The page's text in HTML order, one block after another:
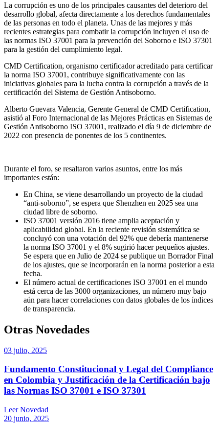
La corrupción es uno de los principales causantes del deterioro del
desarrollo global, afecta directamente a los derechos fundamentales
de las personas en todo el planeta. Unas de las mejores y más
recientes estrategias para combatir la corrupción incluyen el uso de
las normas ISO 37001 para la prevención del Soborno e ISO 37301
para la gestión del cumplimiento legal.
CMD Certification, organismo certificador acreditado para certificar
la norma ISO 37001, contribuye significativamente con las
iniciativas globales para la lucha contra la corrupción a través de la
certificación del Sistema de Gestión Antisoborno.
Alberto Guevara Valencia, Gerente General de CMD Certification,
asistió al Foro Internacional de las Mejores Prácticas en Sistemas de
Gestión Antisoborno ISO 37001, realizado el día 9 de diciembre de
2022 con presencia de ponentes de los 5 continentes.
Durante el foro, se resaltaron varios asuntos, entre los más
importantes están:
En China, se viene desarrollando un proyecto de la ciudad
“anti-soborno”, se espera que Shenzhen en 2025 sea una
ciudad libre de soborno.
ISO 37001 versión 2016 tiene amplia aceptación y
aplicabilidad global. En la reciente revisión sistemática se
concluyó con una votación del 92% que debería mantenerse
la norma ISO 37001 y el 8% sugirió hacer pequeños ajustes.
Se espera que en Julio de 2024 se publique un Borrador Final
de los ajustes, que se incorporarán en la norma posterior a esta
fecha.
El número actual de certificaciones ISO 37001 en el mundo
está cerca de las 3000 organizaciones, un número muy bajo
aún para hacer correlaciones con datos globales de los índices
de transparencia.
Otras Novedades
03 julio, 2025
Fundamento Constitucional y Legal del Compliance
en Colombia y Justificación de la Certificación bajo
las Normas ISO 37001 e ISO 37301
Leer Novedad
20 junio, 2025